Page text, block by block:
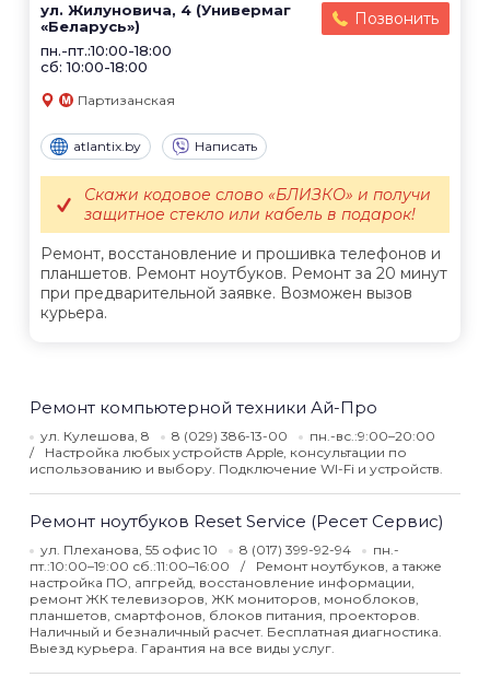
ул. Жилуновича, 4 (Универмаг
«Беларусь»)
пн.-пт.:10:00-18:00
сб: 10:00-18:00
Позвонить
Партизанская
atlantix.by Написать
Ремонт, восстановление и прошивка телефонов и
планшетов. Ремонт ноутбуков. Ремонт за 20 минут
при предварительной заявке. Возможен вызов
курьера.
Скажи кодовое слово «БЛИЗКО» и получи
защитное стекло или кабель в подарок!
Ремонт компьютерной техники Ай-Про
ул. Кулешова, 8 8 (029) 386-13-00
пн.-вс.:9:00–20:00
Настройка любых устройств Apple, консультации по
использованию и выбору. Подключение WI-Fi и устройств.
Ремонт ноутбуков Reset Service (Ресет Сервис)
ул. Плеханова, 55 офис 10 8 (017) 399-92-94
пн.-
пт.:10:00–19:00 сб.:11:00–16:00
Ремонт ноутбуков, а также
настройка ПО, апгрейд, восстановление информации,
ремонт ЖК телевизоров, ЖК мониторов, моноблоков,
планшетов, смартфонов, блоков питания, проекторов.
Наличный и безналичный расчет. Бесплатная диагностика.
Выезд курьера. Гарантия на все виды услуг.